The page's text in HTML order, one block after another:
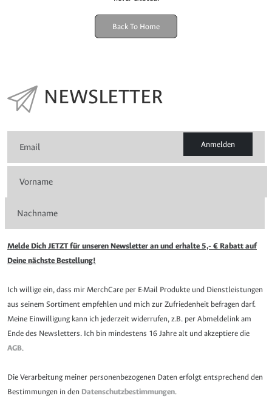
Back To Home
NEWSLETTER
Anmelden
Melde Dich JETZT für unseren Newsletter an und erhalte 5,- € Rabatt auf
Deine nächste Bestellung!
Ich willige ein, dass mir MerchCare per E-Mail Produkte und Dienstleistungen
aus seinem Sortiment empfehlen und mich zur Zufriedenheit befragen darf.
Meine Einwilligung kann ich jederzeit widerrufen, z.B. per Abmeldelink am
Ende des Newsletters. Ich bin mindestens 16 Jahre alt und akzeptiere die
AGB.
Die Verarbeitung meiner personenbezogenen Daten erfolgt entsprechend den
Bestimmungen in den Datenschutzbestimmungen.